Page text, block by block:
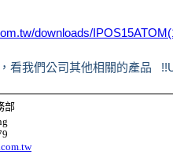
downloads/
看我們公司其他相關的產品
部